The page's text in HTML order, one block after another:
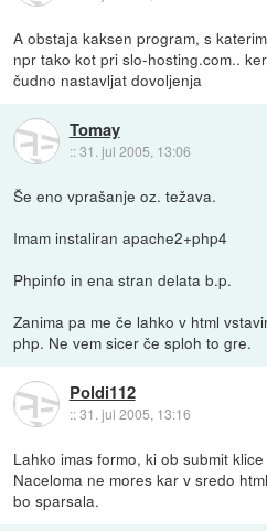
A obstaja kaksen program, s
npr tako kot pri slo-hosting.com..
čudno nastavljat dovoljenja
Tomay
::31. jul 2005, 13:06
Še eno vprašanje oz. težava.
Imam instaliran apache2+php4
Phpinfo in ena stran delata b.p.
Zanima pa me če lahko v html
php. Ne vem sicer če sploh to gre.
Poldi112
::31. jul 2005, 13:16
Lahko imas formo, ki ob submit
Naceloma ne mores kar v sredo
bo sparsala.